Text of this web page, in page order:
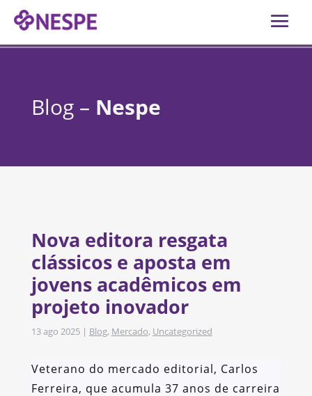
Blog – Nespe
Nova editora resgata
clássicos e aposta em
jovens acadêmicos em
projeto inovador
13 ago 2025| Blog, Mercado, Uncategorized
Veterano do mercado editorial, Carlos
Ferreira, que acumula 37 anos de carreira